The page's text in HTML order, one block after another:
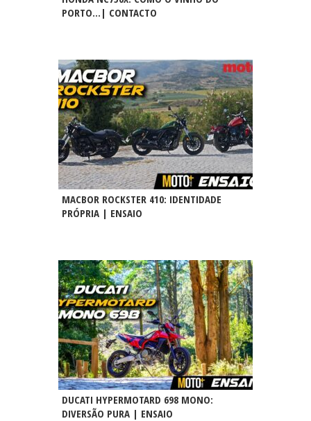
PORTO…| CONTACTO
MACBOR ROCKSTER 410: IDENTIDADE
PRÓPRIA | ENSAIO
DUCATI HYPERMOTARD 698 MONO:
DIVERSÃO PURA | ENSAIO